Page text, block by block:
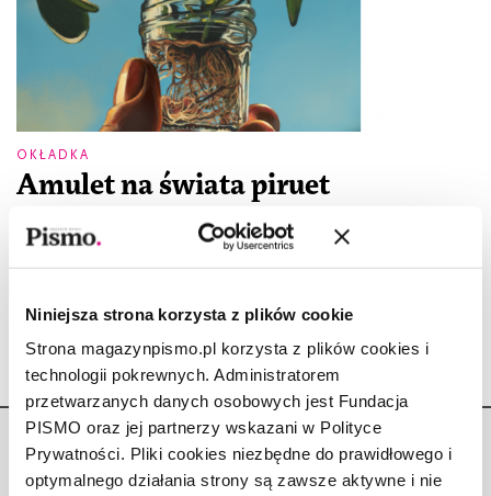
Niniejsza strona korzysta z plików cookie
Strona magazynpismo.pl korzysta z plików cookies i
technologii pokrewnych. Administratorem
przetwarzanych danych osobowych jest Fundacja
PISMO oraz jej partnerzy wskazani w Polityce
Prywatności. Pliki cookies niezbędne do prawidłowego i
optymalnego działania strony są zawsze aktywne i nie
OKŁADKA
Amulet na świata piruet
29.09.2022